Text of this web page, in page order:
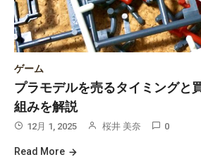
ゲーム
プラモデルを売るタイミングと
組みを解説
12月 1, 2025 桜井 美奈 0
Read More